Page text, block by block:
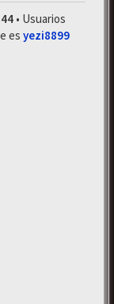
• Usuarios
es yezi8899